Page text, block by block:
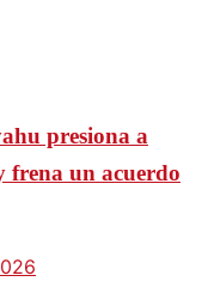
presiona a
un acuerdo